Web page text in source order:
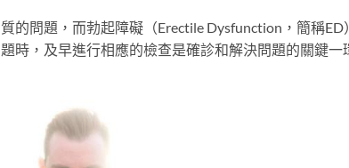
的問題，而勃起障礙（Erectile Dysfunction，簡稱ED
時，及早進行相應的檢查是確診和解決問題的關鍵一